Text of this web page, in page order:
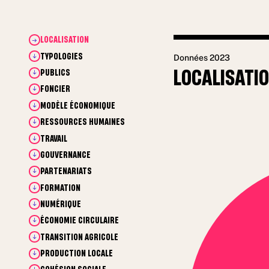
LOCALISATION
TYPOLOGIES
PUBLICS
FONCIER
MODÈLE ÉCONOMIQUE
RESSOURCES HUMAINES
TRAVAIL
GOUVERNANCE
PARTENARIATS
FORMATION
NUMÉRIQUE
ÉCONOMIE CIRCULAIRE
TRANSITION AGRICOLE
PRODUCTION LOCALE
Données 2023